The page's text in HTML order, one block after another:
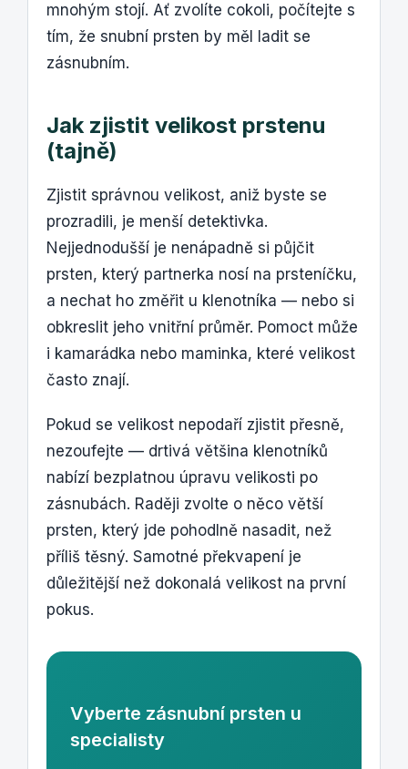
mnohým stojí. Ať zvolíte cokoli, počítejte s
tím, že snubní prsten by měl ladit se
zásnubním.
Jak zjistit velikost prstenu
(tajně)
Zjistit správnou velikost, aniž byste se
prozradili, je menší detektivka.
Nejjednodušší je nenápadně si půjčit
prsten, který partnerka nosí na prsteníčku,
a nechat ho změřit u klenotníka — nebo si
obkreslit jeho vnitřní průměr. Pomoct může
i kamarádka nebo maminka, které velikost
často znají.
Pokud se velikost nepodaří zjistit přesně,
nezoufejte — drtivá většina klenotníků
nabízí bezplatnou úpravu velikosti po
zásnubách. Raději zvolte o něco větší
prsten, který jde pohodlně nasadit, než
příliš těsný. Samotné překvapení je
důležitější než dokonalá velikost na první
pokus.
Vyberte zásnubní prsten u
specialisty